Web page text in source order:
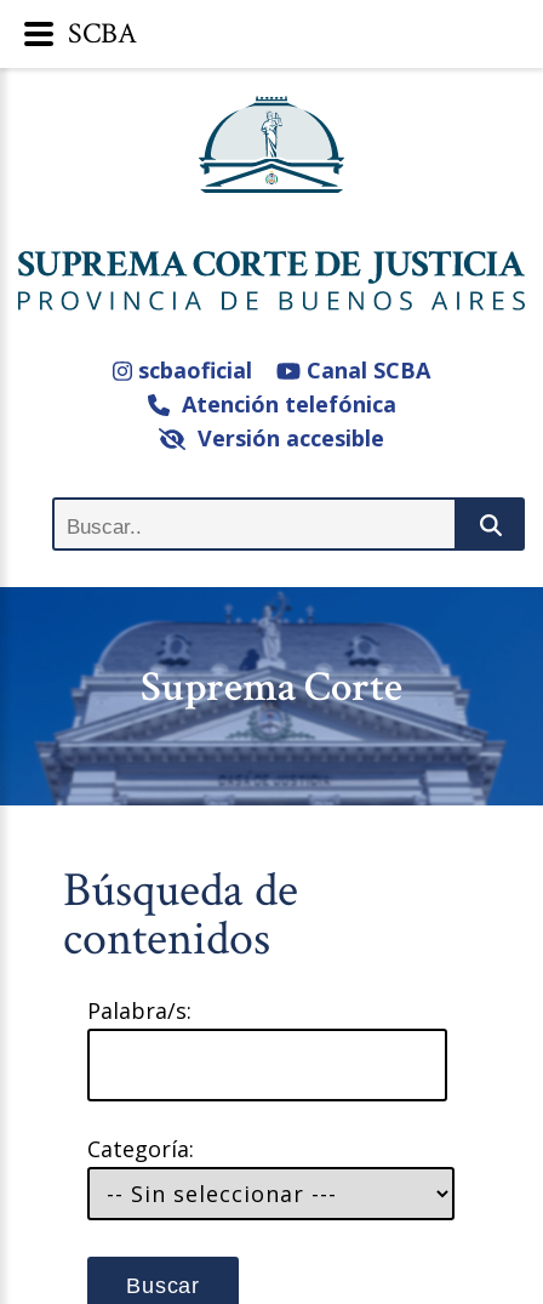
scbaoficial
Canal SCBA
Atención telefónica
Versión accesible
Suprema Corte
Búsqueda de
contenidos
Palabra/s:
Categoría:
Buscar
SCBA